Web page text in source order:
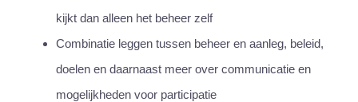
kijkt dan alleen het beheer zelf
Combinatie leggen tussen beheer en aanleg, beleid,
doelen en daarnaast meer over communicatie en
mogelijkheden voor participatie